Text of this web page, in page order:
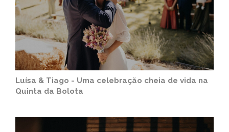
Luísa & Tiago - Uma celebração cheia de vida na
Quinta da Bolota